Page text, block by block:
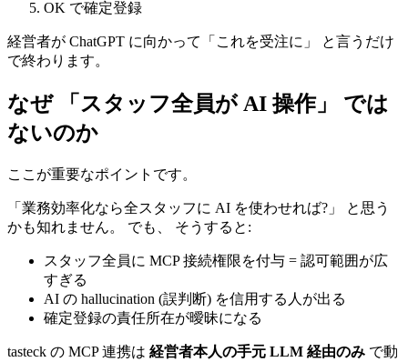
OK で確定登録
経営者が ChatGPT に向かって「これを受注に」 と言うだけ
で終わります。
なぜ 「スタッフ全員が AI 操作」 では
ないのか
ここが重要なポイントです。
「業務効率化なら全スタッフに AI を使わせれば?」 と思う
かも知れません。 でも、 そうすると:
スタッフ全員に MCP 接続権限を付与 = 認可範囲が広
すぎる
AI の hallucination (誤判断) を信用する人が出る
確定登録の責任所在が曖昧になる
tasteck の MCP 連携は 経営者本人の手元 LLM 経由のみ で動